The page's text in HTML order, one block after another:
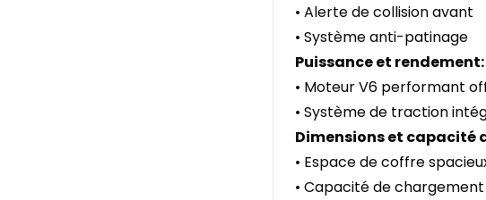
• Alerte de collision avant
• Système anti-patinage
Puissance et rendement:
• Moteur V6 performant
• Système de traction
Dimensions et capacité
• Espace de coffre
• Capacité de